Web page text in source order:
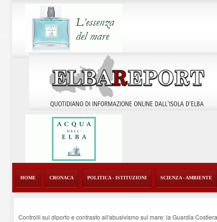
HOME CRONACA POLITICA - ISTITUZIONI SCIENZA - AMBIENTE
Controlli sul diporto e contrasto all'abusivismo sul mare: la Guardia